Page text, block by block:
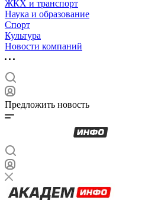
ЖКХ и транспорт
Наука и образование
Спорт
Культура
Новости компаний
Предложить новость